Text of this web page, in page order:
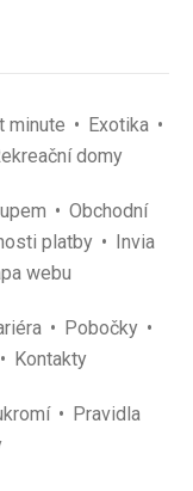
minute
Exotika
domy
Obchodní
platby
Invia
webu
Pobočky
Kontakty
Pravidla